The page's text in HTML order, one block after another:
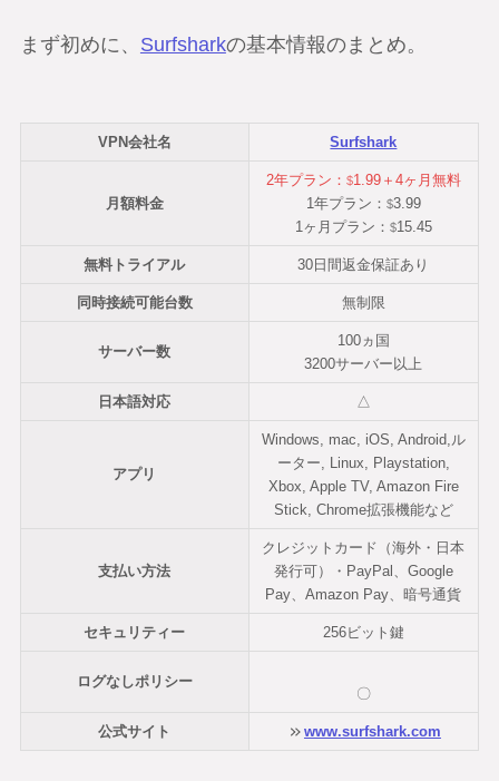
まず初めに、 Surfsharkの基本情報のまとめ。
VPN会社名 Surfshark
月額料金
2年プラン： $1.99＋4ヶ月無料
1年プラン： $3.99
1ヶ月プラン： $15.45
無料トライアル 30日間返金保証あり
同時接続可能台数 無制限
サーバー数
100ヵ国
3200サーバー以上
日本語対応 △
アプリ
Windows, mac, iOS, Android,ル
ーター, Linux, Playstation,
Xbox, Apple TV, Amazon Fire
Stick, Chrome拡張機能など
支払い方法
クレジットカード（海外・日本
発行可）・PayPal、Google
Pay、Amazon Pay、暗号通貨
セキュリティー 256ビット鍵
ログなしポリシー
〇
公式サイト www.surfshark.com